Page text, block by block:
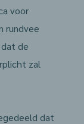
voor
rundvee
de
zal
dat